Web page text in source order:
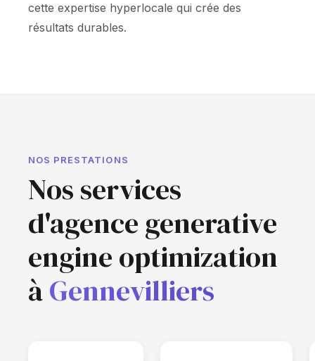
cette expertise hyperlocale qui crée des
résultats durables.
NOS PRESTATIONS
Nos services
d'agence generative
engine optimization
àGennevilliers